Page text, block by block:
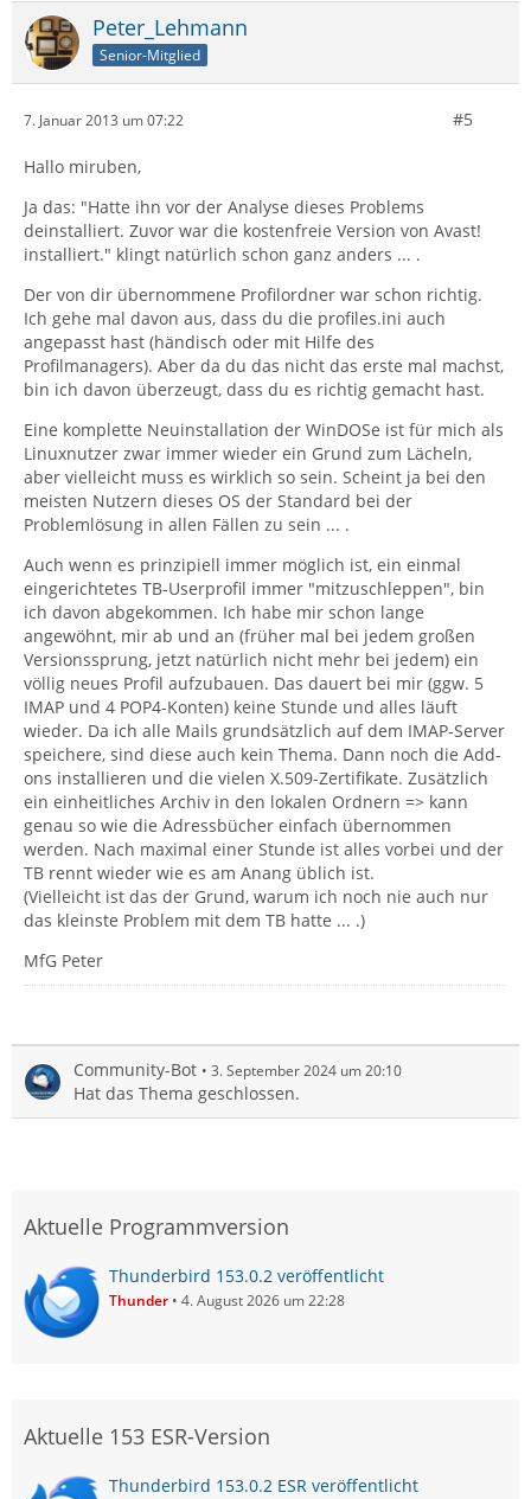
Peter_Lehmann
Senior-Mitglied
7. Januar 2013 um 07:22 #5
Hallo miruben,
Ja das: "Hatte ihn vor der Analyse dieses Problems
deinstalliert. Zuvor war die kostenfreie Version von Avast!
installiert." klingt natürlich schon ganz anders ... .
Der von dir übernommene Profilordner war schon richtig.
Ich gehe mal davon aus, dass du die profiles.ini auch
angepasst hast (händisch oder mit Hilfe des
Profilmanagers). Aber da du das nicht das erste mal machst,
bin ich davon überzeugt, dass du es richtig gemacht hast.
Eine komplette Neuinstallation der WinDOSe ist für mich als
Linuxnutzer zwar immer wieder ein Grund zum Lächeln,
aber vielleicht muss es wirklich so sein. Scheint ja bei den
meisten Nutzern dieses OS der Standard bei der
Problemlösung in allen Fällen zu sein ... .
Auch wenn es prinzipiell immer möglich ist, ein einmal
eingerichtetes TB-Userprofil immer "mitzuschleppen", bin
ich davon abgekommen. Ich habe mir schon lange
angewöhnt, mir ab und an (früher mal bei jedem großen
Versionssprung, jetzt natürlich nicht mehr bei jedem) ein
völlig neues Profil aufzubauen. Das dauert bei mir (ggw. 5
IMAP und 4 POP4-Konten) keine Stunde und alles läuft
wieder. Da ich alle Mails grundsätzlich auf dem IMAP-Server
speichere, sind diese auch kein Thema. Dann noch die Add-
ons installieren und die vielen X.509-Zertifikate. Zusätzlich
ein einheitliches Archiv in den lokalen Ordnern => kann
genau so wie die Adressbücher einfach übernommen
werden. Nach maximal einer Stunde ist alles vorbei und der
TB rennt wieder wie es am Anang üblich ist.
(Vielleicht ist das der Grund, warum ich noch nie auch nur
das kleinste Problem mit dem TB hatte ... .)
MfG Peter
Community-Bot 3. September 2024 um 20:10
Hat das Thema geschlossen.
Aktuelle Programmversion
Thunderbird 153.0.2 veröffentlicht
Thunder 4. August 2026 um 22:28
Aktuelle 153 ESR-Version
Thunderbird 153.0.2 ESR veröffentlicht